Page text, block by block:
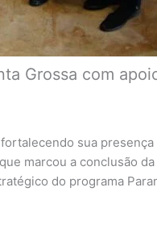
Grossa com
sua
marcou a conclusão
do programa